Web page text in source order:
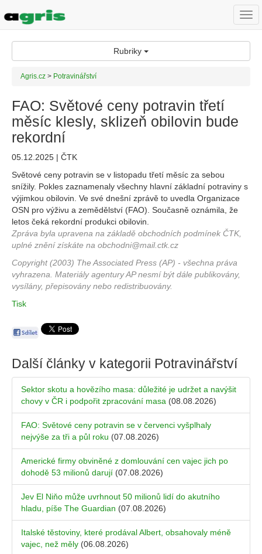
Rubriky
Agris.cz > Potravinářství
FAO: Světové ceny potravin třetí
měsíc klesly, sklizeň obilovin bude
rekordní
05.12.2025 | ČTK
Světové ceny potravin se v listopadu třetí měsíc za sebou
snížily. Pokles zaznamenaly všechny hlavní základní potraviny s
výjimkou obilovin. Ve své dnešní zprávě to uvedla Organizace
OSN pro výživu a zemědělství (FAO). Současně oznámila, že
letos čeká rekordní produkci obilovin.
Zpráva byla upravena na základě obchodních podmínek ČTK,
uplné znění získáte na obchodni@mail.ctk.cz
Copyright (2003) The Associated Press (AP) - všechna práva
vyhrazena. Materiály agentury AP nesmí být dále publikovány,
vysílány, přepisovány nebo redistribuovány.
Tisk
Další články v kategorii Potravinářství
Sektor skotu a hovězího masa: důležité je udržet a navýšit
chovy v ČR i podpořit zpracování masa (08.08.2026)
FAO: Světové ceny potravin se v červenci vyšplhaly
nejvýše za tři a půl roku (07.08.2026)
Americké firmy obviněné z domlouvání cen vajec jich po
dohodě 53 milionů darují (07.08.2026)
Jev El Niňo může uvrhnout 50 milionů lidí do akutního
hladu, píše The Guardian (07.08.2026)
Italské těstoviny, které prodával Albert, obsahovaly méně
vajec, než měly (06.08.2026)